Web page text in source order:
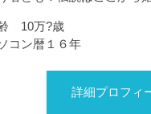
10万?歳
コン暦１６年
詳細プロフィ